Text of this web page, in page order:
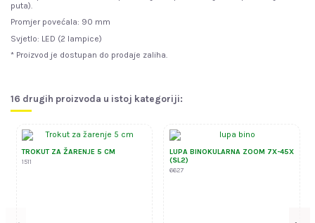
puta).
Promjer povećala: 90 mm
Svjetlo: LED (2 lampice)
* Proizvod je dostupan do prodaje zaliha.
16 drugih proizvoda u istoj kategoriji:
TROKUT ZA ŽARENJE 5 CM
1511
LUPA BINOKULARNA ZOOM 7X-45X
(SL2)
6627